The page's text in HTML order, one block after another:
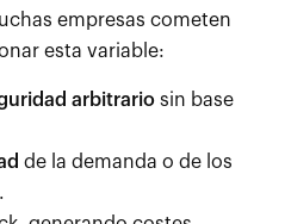
empresas cometen
esta variable:
arbitrario sin base
de la demanda o de los